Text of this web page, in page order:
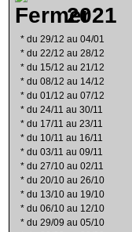
2021
* du 29/12 au 04/01
* du 22/12 au 28/12
* du 15/12 au 21/12
* du 08/12 au 14/12
* du 01/12 au 07/12
* du 24/11 au 30/11
* du 17/11 au 23/11
* du 10/11 au 16/11
* du 03/11 au 09/11
* du 27/10 au 02/11
* du 20/10 au 26/10
* du 13/10 au 19/10
* du 06/10 au 12/10
* du 29/09 au 05/10